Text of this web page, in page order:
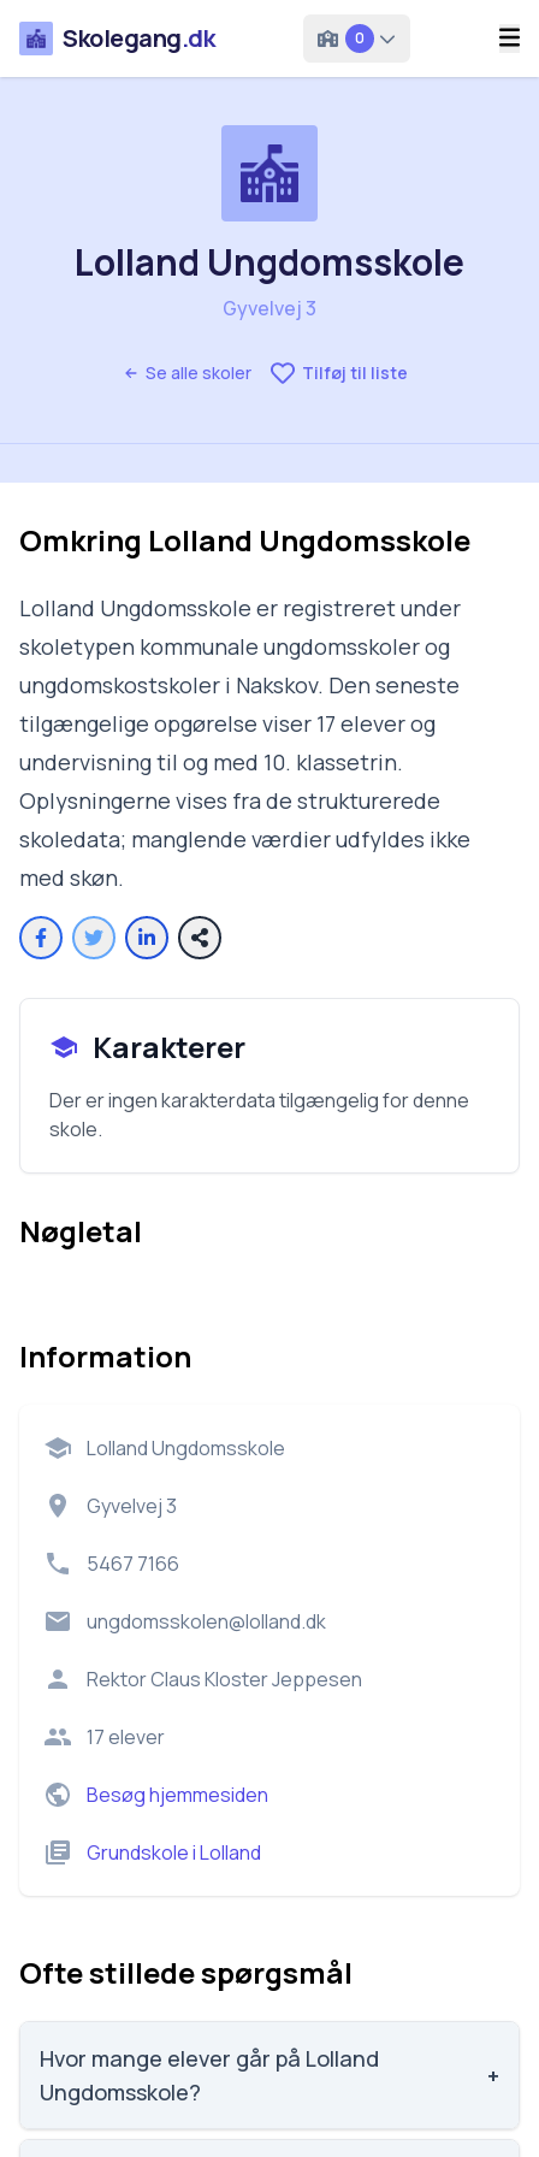
Skolegang.dk 0
Se alle skoler Tilføj til liste
Lolland Ungdomsskole
Gyvelvej 3
Omkring Lolland Ungdomsskole
Lolland Ungdomsskole er registreret under
skoletypen kommunale ungdomsskoler og
ungdomskostskoler i Nakskov. Den seneste
tilgængelige opgørelse viser 17 elever og
undervisning til og med 10. klassetrin.
Oplysningerne vises fra de strukturerede
skoledata; manglende værdier udfyldes ikke
med skøn.
Karakterer
Der er ingen karakterdata tilgængelig for denne
skole.
Nøgletal
Information
Lolland Ungdomsskole
Gyvelvej 3
5467 7166
ungdomsskolen@lolland.dk
RektorClaus Kloster Jeppesen
17elever
Besøg hjemmesiden
GrundskoleiLolland
Ofte stillede spørgsmål
Hvor mange elever går på Lolland
Ungdomsskole?
+
Lolland Ungdomsskole har 17 elever, hvilket gør den